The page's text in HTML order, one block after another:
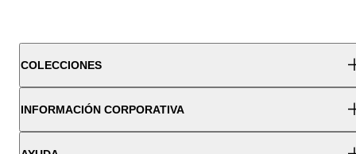
COLECCIONES
INFORMACIÓN CORPORATIVA